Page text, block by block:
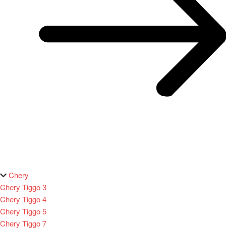
Chery
Chery Tiggo 3
Chery Tiggo 4
Chery Tiggo 5
Chery Tiggo 7